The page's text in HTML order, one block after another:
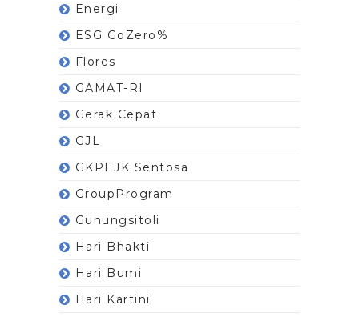
Energi
ESG GoZero%
Flores
GAMAT-RI
Gerak Cepat
GJL
GKPI JK Sentosa
GroupProgram
Gunungsitoli
Hari Bhakti
Hari Bumi
Hari Kartini